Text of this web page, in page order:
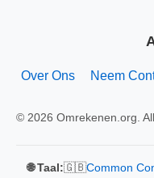
Over Ons Neem
© 2026 Omrekenen.org.
🌐 Taal:🇬🇧Common